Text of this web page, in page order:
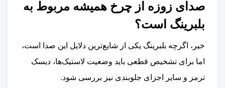
صدای زوزه از چرخ همیشه مربوط به
بلبرینگ است؟
خیر، اگرچه بلبرینگ یکی از شایع‌ترین دلایل این صدا است،
اما برای تشخیص قطعی باید وضعیت لاستیک‌ها، دیسک
ترمز و سایر اجزای جلوبندی نیز بررسی شود.